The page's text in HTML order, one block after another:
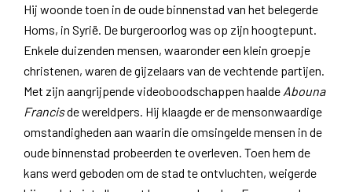
Hij woonde toen in de oude binnenstad van het belegerde
Homs, in Syrië. De burgeroorlog was op zijn hoogtepunt.
Enkele duizenden mensen, waaronder een klein groepje
christenen, waren de gijzelaars van de vechtende partijen.
Met zijn aangrijpende videoboodschappen haalde Abouna
Francisde wereldpers. Hij klaagde er de mensonwaardige
omstandigheden aan waarin die omsingelde mensen in de
oude binnenstad probeerden te overleven. Toen hem de
kans werd geboden om de stad te ontvluchten, weigerde